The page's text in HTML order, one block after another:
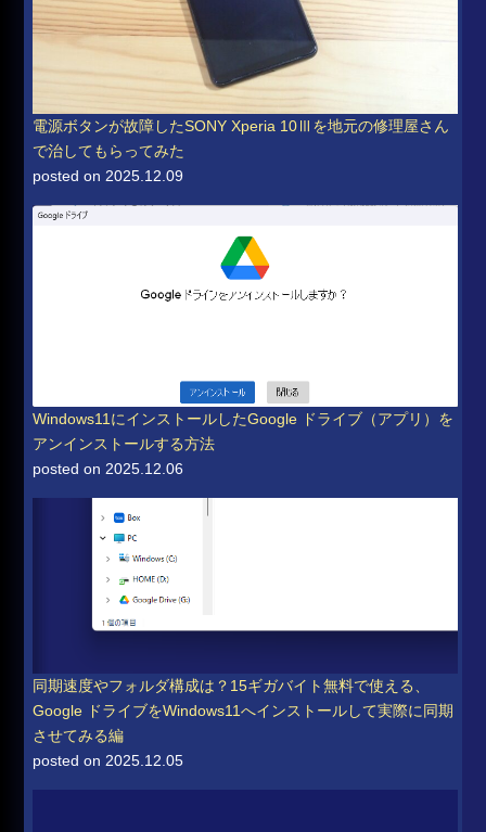
電源ボタンが故障したSONY Xperia 10Ⅲを地元の修理屋さん
で治してもらってみた
posted on 2025.12.09
Windows11にインストールしたGoogle ドライブ（アプリ）を
アンインストールする方法
posted on 2025.12.06
同期速度やフォルダ構成は？15ギガバイト無料で使える、
Google ドライブをWindows11へインストールして実際に同期
させてみる編
posted on 2025.12.05